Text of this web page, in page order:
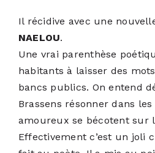
Il récidive avec une
NAELOU.
Une vrai parenthèse
habitants à laisser des
bancs publics. On entend
Brassens résonner dans
amoureux se bécotent sur
Effectivement c’est un joli